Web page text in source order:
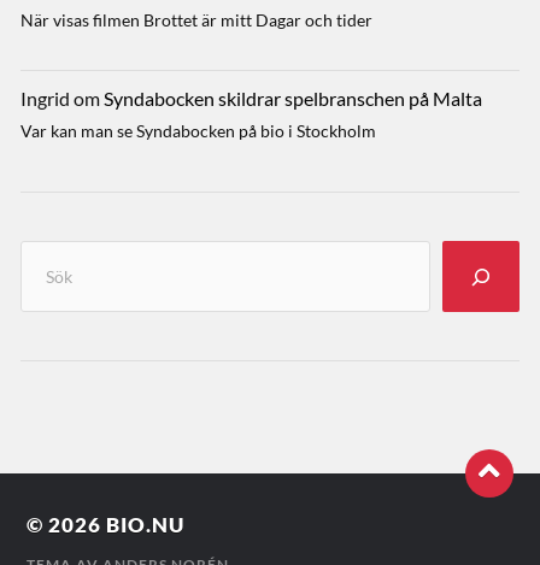
När visas filmen Brottet är mitt Dagar och tider
Ingrid omSyndabocken skildrar spelbranschen på Malta
Var kan man se Syndabocken på bio i Stockholm
© 2026 BIO.NU